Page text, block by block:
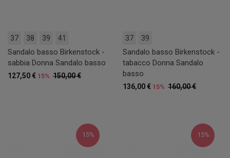
37 38 39 41
Sandalo basso Birkenstock -
sabbia Donna Sandalo basso
150,00 €
127,50 € 15%
37 39
Sandalo basso Birkenstock -
tabacco Donna Sandalo
basso
160,00 €
136,00 € 15%
15% 15%